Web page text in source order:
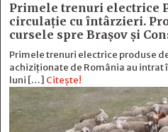
Primele trenuri electrice
circulație cu întârzieri.
cursele spre Brașov și
Primele trenuri electrice produse
achiziționate de România au
luni […] Citește!